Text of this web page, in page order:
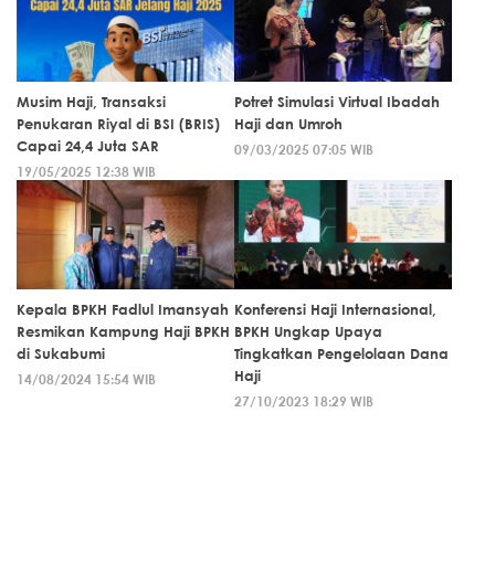
Musim Haji, Transaksi
Penukaran Riyal di BSI (BRIS)
Capai 24,4 Juta SAR
19/05/2025 12:38 WIB
Potret Simulasi Virtual Ibadah
Haji dan Umroh
09/03/2025 07:05 WIB
Kepala BPKH Fadlul Imansyah
Resmikan Kampung Haji BPKH
di Sukabumi
14/08/2024 15:54 WIB
Konferensi Haji Internasional,
BPKH Ungkap Upaya
Tingkatkan Pengelolaan Dana
Haji
27/10/2023 18:29 WIB